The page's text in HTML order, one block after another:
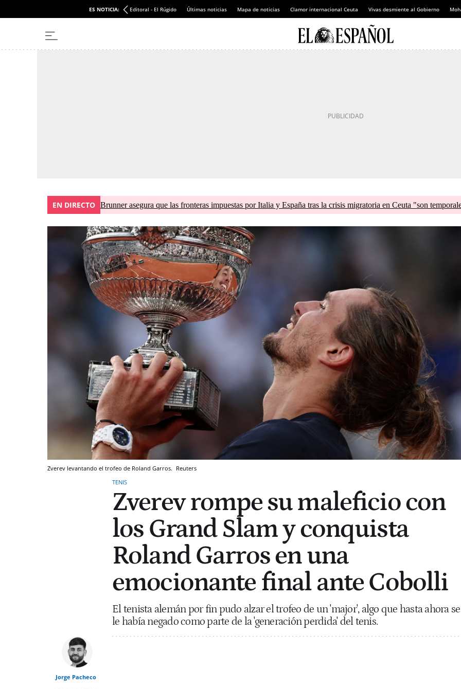
ES NOTICIA: Editoral - El Rúgido Últimas noticias Mapa de noticias Clamor internacional Ceuta Vivas desmiente al Gobierno
EN DIRECTO Brunner asegura que las fronteras impuestas por Italia y España tras la crisis migratoria en Ceuta "son
Zverev levantando el trofeo de Roland Garros. Reuters
TENIS
Zverev rompe su maleficio con
los Grand Slam y conquista
Roland Garros en una
emocionante final ante Cobolli
El tenista alemán por fin pudo alzar el trofeo de un 'major', algo que hasta ahora se
le había negado como parte de la 'generación perdida' del tenis.
Jorge Pacheco